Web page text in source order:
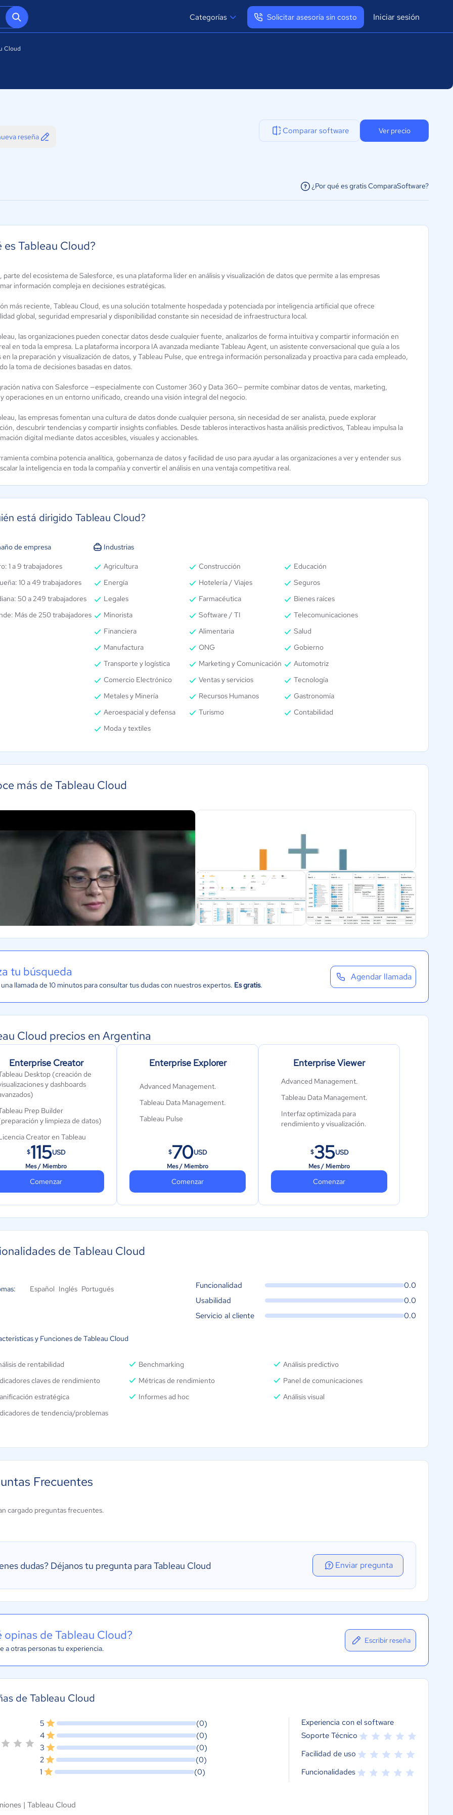
Categorías Solicitar asesoría sin costo Iniciar sesión
Cloud
reseña
Comparar software Ver precio
¿Por qué es gratis ComparaSoftware?
/ 5
ClicData Upnify Engage
calificación
es Tableau Cloud?
parte del ecosistema de Salesforce, es una plataforma líder en análisis y visualización de datos que permite a las empresas
información compleja en decisiones estratégicas.
más reciente, Tableau Cloud, es una solución totalmente hospedada y potenciada por inteligencia artificial que ofrece
global, seguridad empresarial y disponibilidad constante sin necesidad de infraestructura local.
las organizaciones pueden conectar datos desde cualquier fuente, analizarlos de forma intuitiva y compartir información en
en toda la empresa. La plataforma incorpora IA avanzada mediante Tableau Agent, un asistente conversacional que guía a los
en la preparación y visualización de datos, y Tableau Pulse, que entrega información personalizada y proactiva para cada empleado,
la toma de decisiones basadas en datos.
nativa con Salesforce —especialmente con Customer 360 y Data 360— permite combinar datos de ventas, marketing,
operaciones en un entorno unificado, creando una visión integral del negocio.
las empresas fomentan una cultura de datos donde cualquier persona, sin necesidad de ser analista, puede explorar
descubrir tendencias y compartir insights confiables. Desde tableros interactivos hasta análisis predictivos, Tableau impulsa la
digital mediante datos accesibles, visuales y accionables.
combina potencia analítica, gobernanza de datos y facilidad de uso para ayudar a las organizaciones a ver y entender sus
la inteligencia en toda la compañía y convertir el análisis en una ventaja competitiva real.
está dirigido Tableau Cloud?
de empresa
1 a 9 trabajadores
10 a 49 trabajadores
50 a 249 trabajadores
Más de 250 trabajadores
Industrias
Agricultura Construcción
Educación
Energía
Hotelería / Viajes
Seguros
Legales
Farmacéutica
Bienes raíces
Minorista
Software / TI
Telecomunicaciones
Financiera
Alimentaria
Salud
Manufactura
ONG
Gobierno
Transporte y logística
Marketing y Comunicación
Automotriz
Comercio Electrónico
Ventas y servicios
Tecnología
Metales y Minería
Recursos Humanos
Gastronomía
Aeroespacial y defensa
Turismo
Contabilidad
Moda y textiles
más de Tableau Cloud
tu búsqueda
llamada de 10 minutos para consultar tus dudas con nuestros expertos. Es gratis.
Agendar llamada
Cloud precios en Argentina
Enterprise Creator
Desktop (creación de
y dashboards
Prep Builder
y limpieza de datos)
Creator en Tableau
o Tableau Server
Management
gestión avanzada).
virtual: acceso
$115USD
Mes / Miembro
Comenzar
Enterprise Explorer
Advanced Management.
Tableau Data Management.
Tableau Pulse
$70USD
Mes / Miembro
Comenzar
Enterprise Viewer
Advanced Management.
Tableau Data Management.
Interfaz optimizada para
rendimiento y visualización.
$35USD
Mes / Miembro
Comenzar
de Tableau Cloud
Español Inglés Portugués Funcionalidad
0.0
Usabilidad
0.0
Servicio al cliente
0.0
y Funciones de Tableau Cloud
de rentabilidad Benchmarking
Análisis predictivo
claves de rendimiento
Métricas de rendimiento
Panel de comunicaciones
estratégica
Informes ad hoc
Análisis visual
de tendencia/problemas
Frecuentes
cargado preguntas frecuentes.
dudas? Déjanos tu pregunta para Tableau Cloud Enviar pregunta
opinas de Tableau Cloud?
a otras personas tu experiencia.
Escribir reseña
de Tableau Cloud
5
(0)
4
(0)
3
(0)
2
(0)
1
(0)
Experiencia con el software
Soporte Técnico
Facilidad de uso
Funcionalidades
| Tableau Cloud